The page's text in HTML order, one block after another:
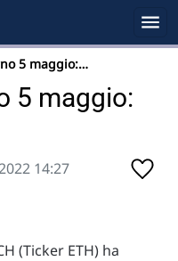
5 maggio:…
5 maggio:
14:27
(Ticker ETH) ha